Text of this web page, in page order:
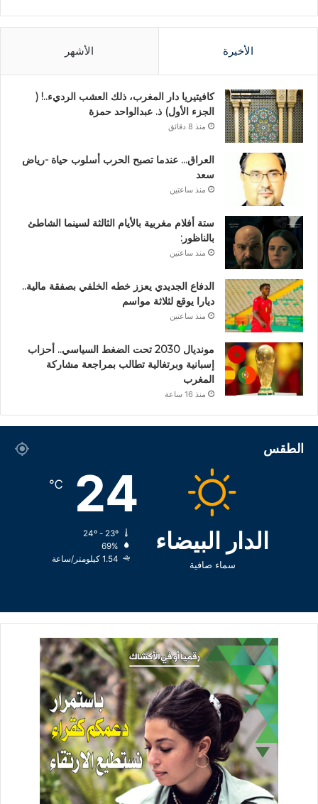
الأخيرة الأشهر
كافيتيريا دار المغرب، ذلك العشب الرديء..! (
الجزء الأول) ذ. عبدالواحد حمزة
منذ 8 دقائق
العراق… عندما تصبح الحرب أسلوب حياة -رياض
سعد
منذ ساعتين
ستة أفلام مغربية بالأيام الثالثة لسينما الشاطئ
بالناظور:
منذ ساعتين
الدفاع الجديدي يعزز خطه الخلفي بصفقة مالية..
ديارا يوقع لثلاثة مواسم
منذ ساعتين
مونديال 2030 تحت الضغط السياسي.. أحزاب
إسبانية وبرتغالية تطالب بمراجعة مشاركة
المغرب
منذ 16 ساعة
الطقس
الدار البيضاء
سماء صافية
24
℃
69%
1.54 كيلومتر/ساعة